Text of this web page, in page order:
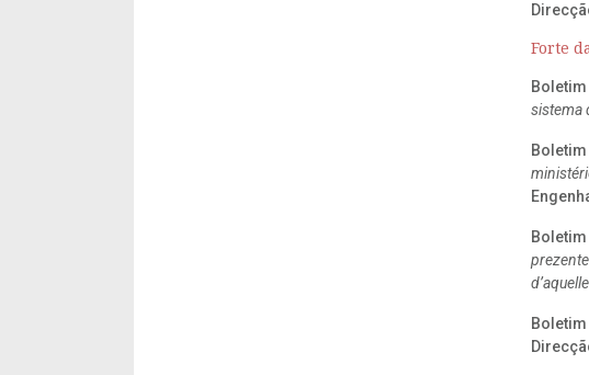
Forte
Boletim
sistema
Boletim